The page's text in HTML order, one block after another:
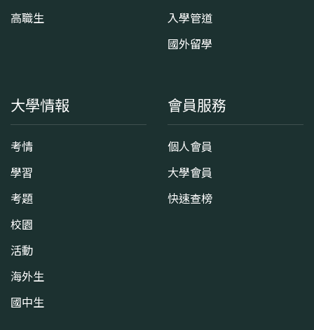
高職生
入學管道
國外留學
大學情報
考情
學習
考題
校園
活動
海外生
國中生
會員服務
個人會員
大學會員
快速查榜